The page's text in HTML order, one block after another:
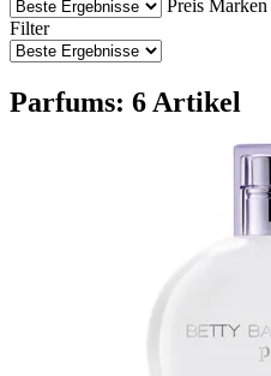
Preis Marken
Filter
Parfums: 6 Artikel